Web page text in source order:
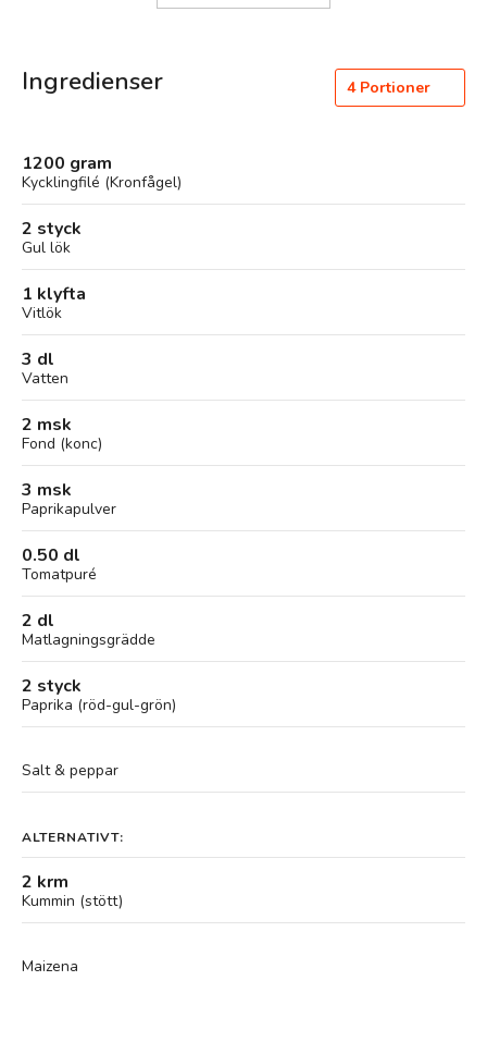
Ingredienser 4 Portioner
1200 gram
Kycklingfilé (Kronfågel)
2 styck
Gul lök
1 klyfta
Vitlök
3 dl
Vatten
2 msk
Fond (konc)
3 msk
Paprikapulver
0.50 dl
Tomatpuré
2 dl
Matlagningsgrädde
2 styck
Paprika (röd-gul-grön)
Salt & peppar
ALTERNATIVT:
2 krm
Kummin (stött)
Maizena